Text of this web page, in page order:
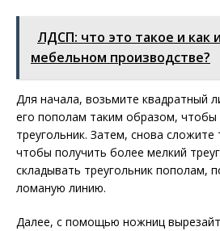
ЛДСП: что это такое и как
мебельном производстве?
Для начала, возьмите квадратный
его пополам таким образом, чтобы
треугольник. Затем, снова сложите
чтобы получить более мелкий
складывать треугольник пополам,
ломаную линию.
Далее, с помощью ножниц